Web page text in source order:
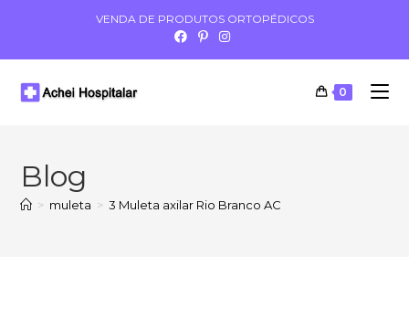
VENDA DE PRODUTOS ORTOPÉDICOS
0
Blog
> muleta > 3 Muleta axilar Rio Branco AC